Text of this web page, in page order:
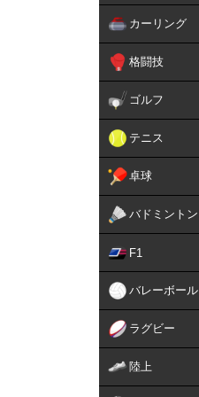
カーリング
格闘技
ゴルフ
テニス
卓球
バドミントン
F1
バレーボール
ラグビー
陸上